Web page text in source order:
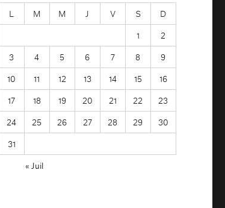
L M M J V S
D
1
2
3
4 5 6 7 8
9
10
11 12 13 14 15
16
17
18 19 20 21 22
23
24
25 26 27 28 29
30
31
« Juil